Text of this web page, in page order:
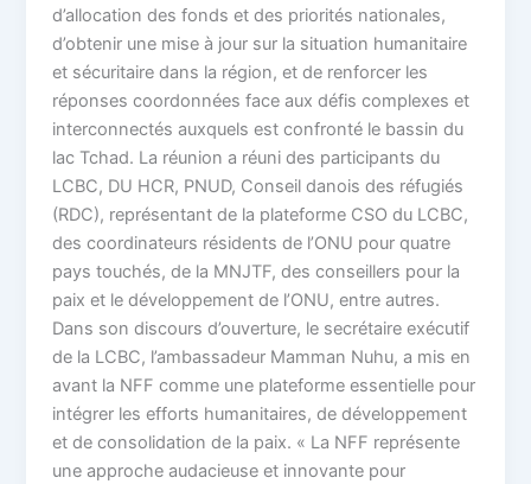
d’allocation des fonds et des priorités nationales,
d’obtenir une mise à jour sur la situation humanitaire
et sécuritaire dans la région, et de renforcer les
réponses coordonnées face aux défis complexes et
interconnectés auxquels est confronté le bassin du
lac Tchad. La réunion a réuni des participants du
LCBC, DU HCR, PNUD, Conseil danois des réfugiés
(RDC), représentant de la plateforme CSO du LCBC,
des coordinateurs résidents de l’ONU pour quatre
pays touchés, de la MNJTF, des conseillers pour la
paix et le développement de l’ONU, entre autres.
Dans son discours d’ouverture, le secrétaire exécutif
de la LCBC, l’ambassadeur Mamman Nuhu, a mis en
avant la NFF comme une plateforme essentielle pour
intégrer les efforts humanitaires, de développement
et de consolidation de la paix. « La NFF représente
une approche audacieuse et innovante pour